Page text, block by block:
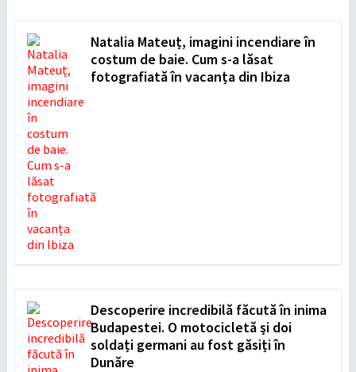
Natalia Mateuț, imagini incendiare în
costum de baie. Cum s-a lăsat
fotografiată în vacanța din Ibiza
Descoperire incredibilă făcută în inima
Budapestei. O motocicletă și doi
soldați germani au fost găsiți în
Dunăre